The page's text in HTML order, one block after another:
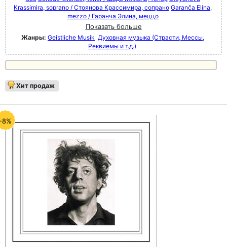
Krassimira, soprano / Стоянова Крассимира, сопрано Garanča Elina,
mezzo / Гаранча Элина, меццо
Показать больше
Жанры: Geistliche Musik Духовная музыка (Страсти, Мессы,
Реквиемы и т.д.)
Хит продаж
8%